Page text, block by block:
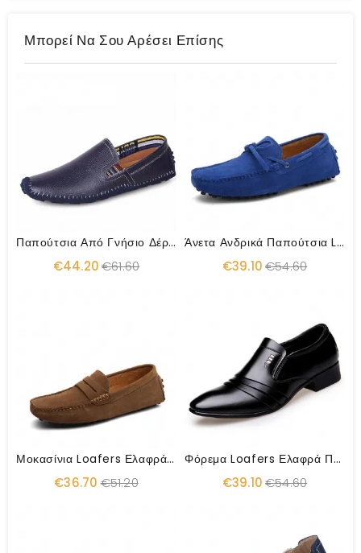
Μπορεί Να Σου Αρέσει Επίσης
Παπούτσια Από Γνήσιο Δέρμα Plus
€44.20€61.60
Άνετα Ανδρικά Παπούτσια Loafer Οδήγησης
€39.10€54.60
Μοκασίνια Loafers Ελαφρά Παπούτσια Slip On Ανδρικά Flat Παπούτσια
€36.70 €51.20
Φόρεμα Loafers Ελαφρά Παπούτσια Pointy Μαύρα Παπούτσια
€39.10€54.60